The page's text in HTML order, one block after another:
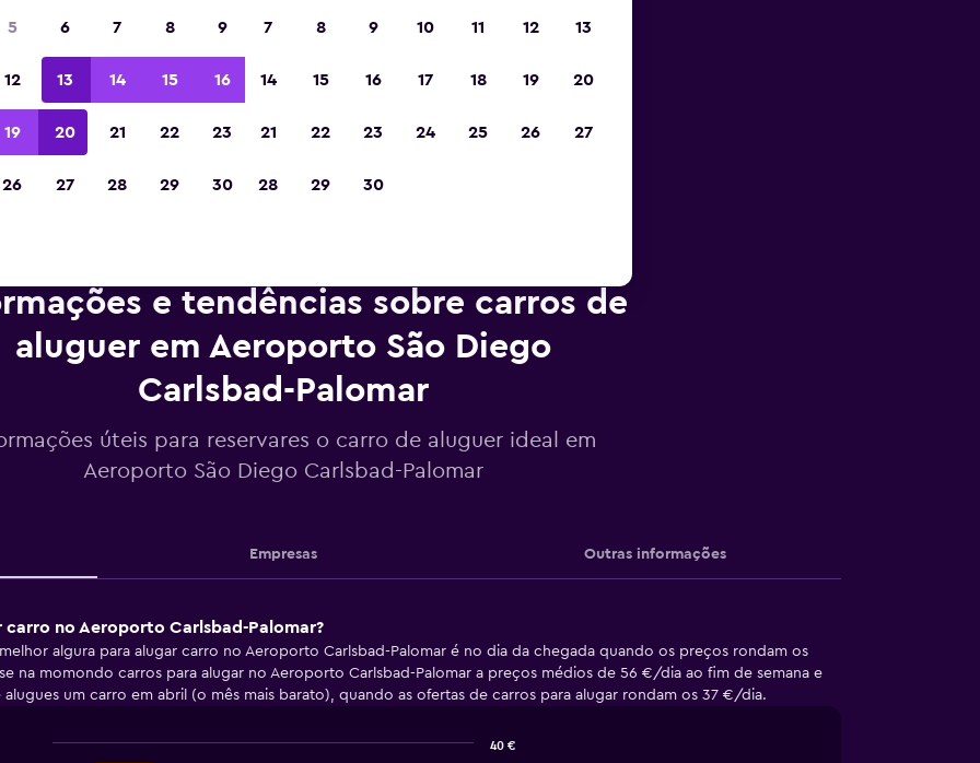
de 2023
e tendências sobre carros de
aluguer em Aeroporto São Diego
Carlsbad-Palomar
úteis para reservares o carro de aluguer ideal em
Aeroporto São Diego Carlsbad-Palomar
Empresas Outras informações
no Aeroporto Carlsbad-Palomar?
algura para alugar carro no Aeroporto Carlsbad-Palomar é no dia da chegada quando os preços rondam os
na momondo carros para alugar no Aeroporto Carlsbad-Palomar a preços médios de 56 €/dia ao fim de semana e
um carro em abril (o mês mais barato), quando as ofertas de carros para alugar rondam os 37 €/dia.
40 €
5 6 7 8 9
12 13 14 15 16
19 20 21 22 23
26 27 28 29 30
7 8 9 10 11 12 13
14 15 16 17 18 19 20
21 22 23 24 25 26 27
28 29 30